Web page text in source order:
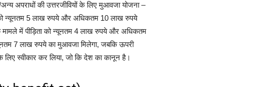
अपराधों की उत्तरजीवियों के लिए मुआवजा योजना –
को न्यूनतम 5 लाख रुपये और अधिकतम 10 लाख रुपये
में पीड़िता को न्यूनतम 4 लाख रुपये और अधिकतम
7 लाख रुपये का मुआवजा मिलेगा, जबकि ऊपरी
स्वीकार कर लिया, जो कि देश का कानून है।